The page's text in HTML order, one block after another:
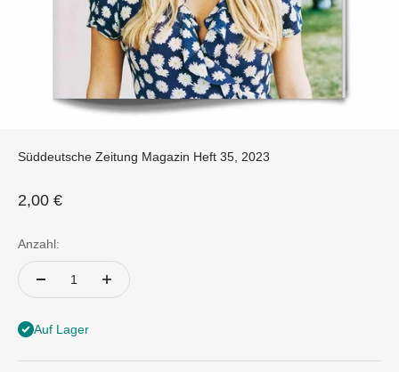
Süddeutsche Zeitung Magazin Heft 35, 2023
Angebot
2,00 €
Anzahl:
Auf Lager